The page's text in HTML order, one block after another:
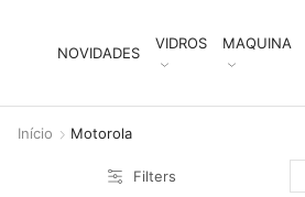
NOVIDADES
VIDROS MAQUINA
Início Motorola
Filters